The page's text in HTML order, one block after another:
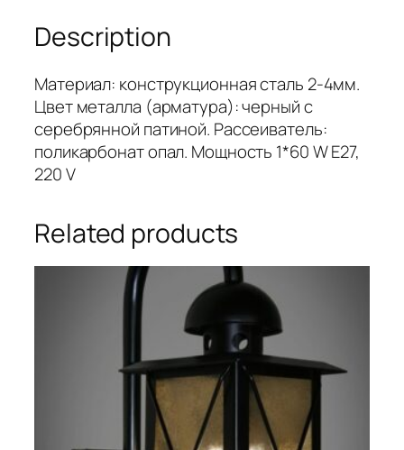
Description
Материал: конструкционная сталь 2-4мм.
Цвет металла (арматура): черный с
серебрянной патиной. Рассеиватель:
поликарбонат опал. Мощность 1*60 W Е27,
220 V
Related products